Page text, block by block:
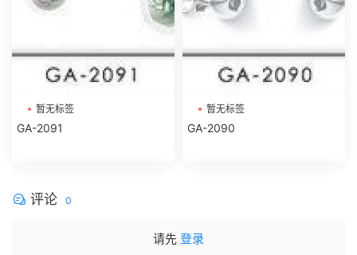
暂无标签
GA-2091
暂无标签
GA-2090
评论 0
请先 登录